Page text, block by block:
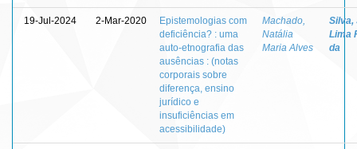
19-Jul-2024 2-Mar-2020
Epistemologias com
deficiência? : uma
auto-etnografia das
ausências : (notas
corporais sobre
diferença, ensino
jurídico e
insuficiências em
acessibilidade)
Machado,
Natália
Maria Alves
Silva,
Lima
da